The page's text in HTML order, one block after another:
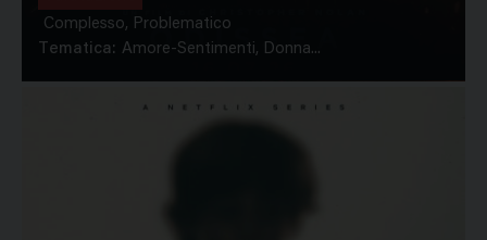
Complesso, Problematico
Tematica: Amore-Sentimenti, Donna...